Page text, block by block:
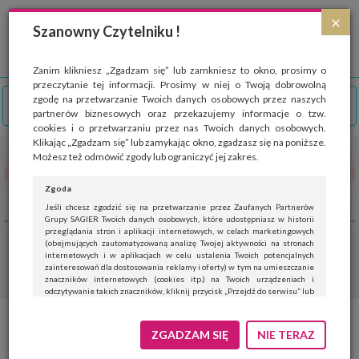
×
Szanowny Czytelniku !
Zanim klikniesz „Zgadzam się” lub zamkniesz to okno, prosimy o
przeczytanie tej informacji. Prosimy w niej o Twoją dobrowolną
zgodę na przetwarzanie Twoich danych osobowych przez naszych
partnerów biznesowych oraz przekazujemy informacje o tzw.
cookies i o przetwarzaniu przez nas Twoich danych osobowych.
Klikając „Zgadzam się” lub zamykając okno, zgadzasz się na poniższe.
Możesz też odmówić zgody lub ograniczyć jej zakres.
Zgoda
Jeśli chcesz zgodzić się na przetwarzanie przez Zaufanych Partnerów
Grupy SAGIER Twoich danych osobowych, które udostępniasz w historii
przeglądania stron i aplikacji internetowych, w celach marketingowych
(obejmujących zautomatyzowaną analizę Twojej aktywności na stronach
internetowych i w aplikacjach w celu ustalenia Twoich potencjalnych
zainteresowań dla dostosowania reklamy i oferty) w tym na umieszczanie
znaczników internetowych (cookies itp.) na Twoich urządzeniach i
odczytywanie takich znaczników, kliknij przycisk „Przejdź do serwisu” lub
Jeśli nie chcesz wyrazić zgody, kliknij „Nie teraz”.
Wyrażenie zgody jest dobrowolne. Możesz edytować zakres zgody, w tym
ZGADZAM SIĘ NIE TERAZ
Strona wykorzystuje pliki cookies, które służą głównie do celów statystycznych.
Wyrażając zgodę na używanie 'cookies', zezwalasz na zapisanie ich w pamięci
przeglądarki. Przejdź do
polityki cookies